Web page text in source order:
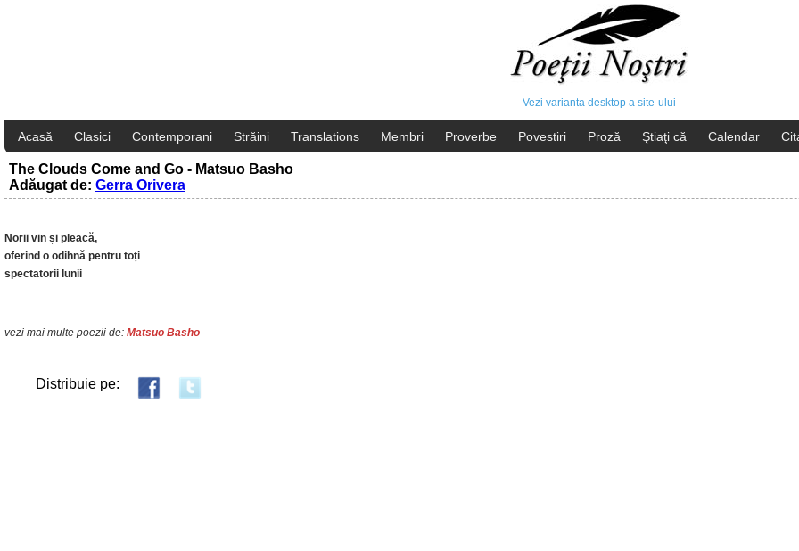
Vezi varianta desktop a site-ului
Acasă Clasici Contemporani Străini Translations Membri Proverbe Povestiri Proză Ştiaţi că Calendar
The Clouds Come and Go - Matsuo Basho
Adăugat de: Gerra Orivera
Norii vin și pleacă,
oferind o odihnă pentru toți
spectatorii lunii
vezi mai multe poezii de: Matsuo Basho
Distribuie pe: